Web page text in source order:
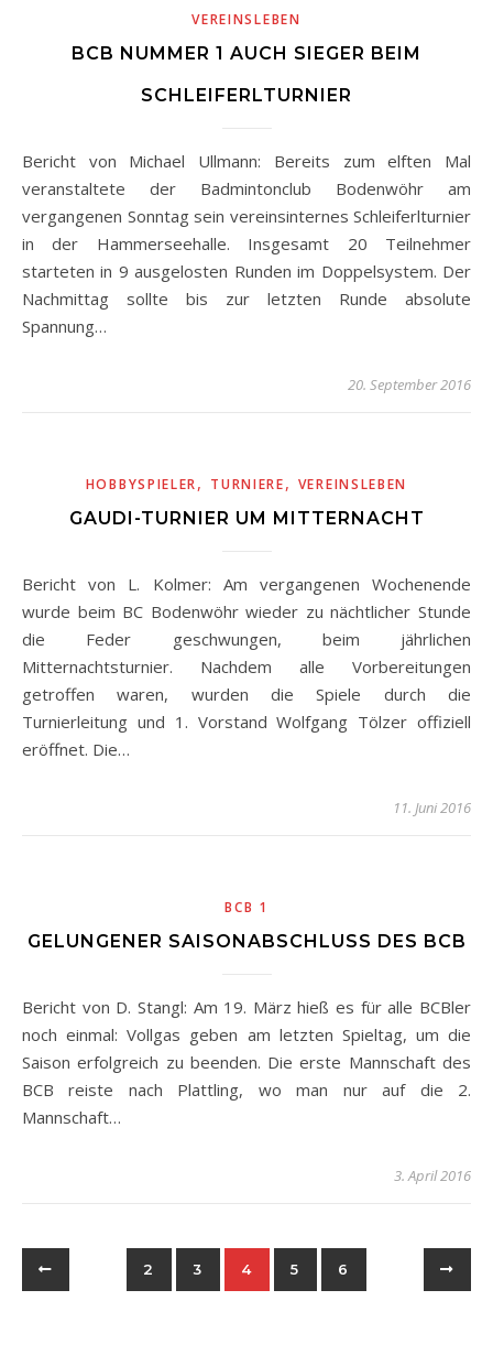
VEREINSLEBEN
BCB NUMMER 1 AUCH SIEGER BEIM
SCHLEIFERLTURNIER
Bericht von Michael Ullmann: Bereits zum elften Mal
veranstaltete der Badmintonclub Bodenwöhr am
vergangenen Sonntag sein vereinsinternes Schleiferlturnier
in der Hammerseehalle. Insgesamt 20 Teilnehmer
starteten in 9 ausgelosten Runden im Doppelsystem. Der
Nachmittag sollte bis zur letzten Runde absolute
Spannung…
20. September 2016
HOBBYSPIELER, TURNIERE, VEREINSLEBEN
GAUDI-TURNIER UM MITTERNACHT
Bericht von L. Kolmer: Am vergangenen Wochenende
wurde beim BC Bodenwöhr wieder zu nächtlicher Stunde
die Feder geschwungen, beim jährlichen
Mitternachtsturnier. Nachdem alle Vorbereitungen
getroffen waren, wurden die Spiele durch die
Turnierleitung und 1. Vorstand Wolfgang Tölzer offiziell
eröffnet. Die…
11. Juni 2016
BCB 1
GELUNGENER SAISONABSCHLUSS DES BCB
Bericht von D. Stangl: Am 19. März hieß es für alle BCBler
noch einmal: Vollgas geben am letzten Spieltag, um die
Saison erfolgreich zu beenden. Die erste Mannschaft des
BCB reiste nach Plattling, wo man nur auf die 2.
Mannschaft…
3. April 2016
2 3 4 5 6